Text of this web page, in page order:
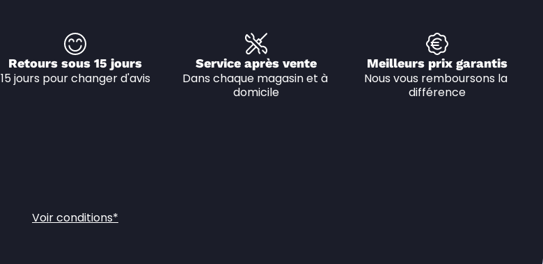
Retours sous 15 jours
15 jours pour changer d'avis
Service après vente
Dans chaque magasin et à
domicile
Meilleurs prix garantis
Nous vous remboursons la
différence
Voir conditions*